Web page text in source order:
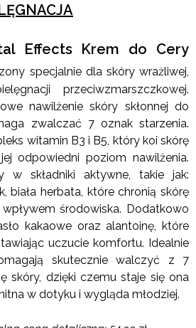
Effects Krem do Cery
specjalnie dla skóry wrażliwej,
przeciwzmarszczkowej.
nawilżenie skóry skłonnej do
zwalczać 7 oznak starzenia.
witamin B3 i B5, który koi skórę
odpowiedni poziom nawilżenia.
w składniki aktywne, takie jak:
biała herbata, które chronią skórę
środowiska. Dodatkowo
kakaowe oraz alantoinę, które
uczucie komfortu. Idealnie
skutecznie walczyć z 7
skóry, dzięki czemu staje się ona
w dotyku i wygląda młodziej.